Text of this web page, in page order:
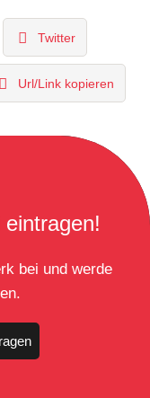
Twitter
Url/Link kopieren
bei und werde